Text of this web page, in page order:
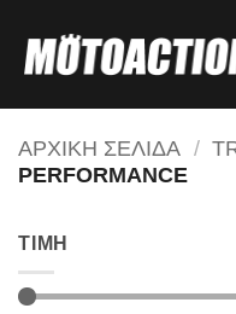
στο
περιεχόμενο
ΑΡΧΙΚΗ ΣΕΛΙΔΑ /
PERFORMANCE
ΤΙΜΗ